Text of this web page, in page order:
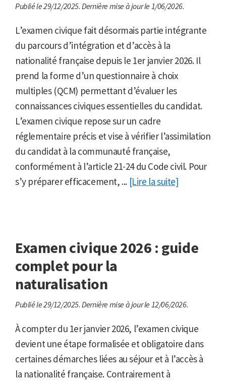
Publié le 29/12/2025. Dernière mise à jour le 1/06/2026.
L’examen civique fait désormais partie intégrante
du parcours d’intégration et d’accès à la
nationalité française depuis le 1er janvier 2026. Il
prend la forme d’un questionnaire à choix
multiples (QCM) permettant d’évaluer les
connaissances civiques essentielles du candidat.
L’examen civique repose sur un cadre
réglementaire précis et vise à vérifier l’assimilation
du candidat à la communauté française,
conformément à l’article 21-24 du Code civil. Pour
s’y préparer efficacement, ... [Lire la suite]
Examen civique 2026 : guide
complet pour la
naturalisation
Publié le 29/12/2025. Dernière mise à jour le 12/06/2026.
À compter du 1er janvier 2026, l’examen civique
devient une étape formalisée et obligatoire dans
certaines démarches liées au séjour et à l’accès à
la nationalité française. Contrairement à